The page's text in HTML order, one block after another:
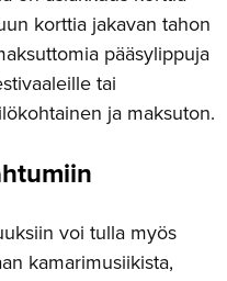
korttia jakavan tahon
pääsylippuja
tai
ja maksuton.
voi tulla myös
kamarimusiikista,